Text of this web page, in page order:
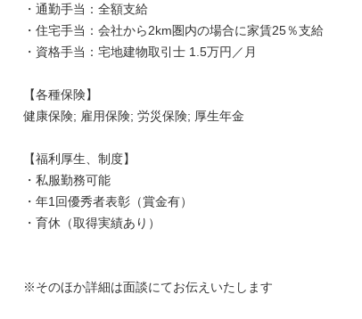
・通勤手当：全額支給
・住宅手当：会社から2km圏内の場合に家賃25％支給
・資格手当：宅地建物取引士 1.5万円／月
【各種保険】
健康保険; 雇用保険; 労災保険; 厚生年金
【福利厚生、制度】
・私服勤務可能
・年1回優秀者表彰（賞金有）
・育休（取得実績あり）
※そのほか詳細は面談にてお伝えいたします